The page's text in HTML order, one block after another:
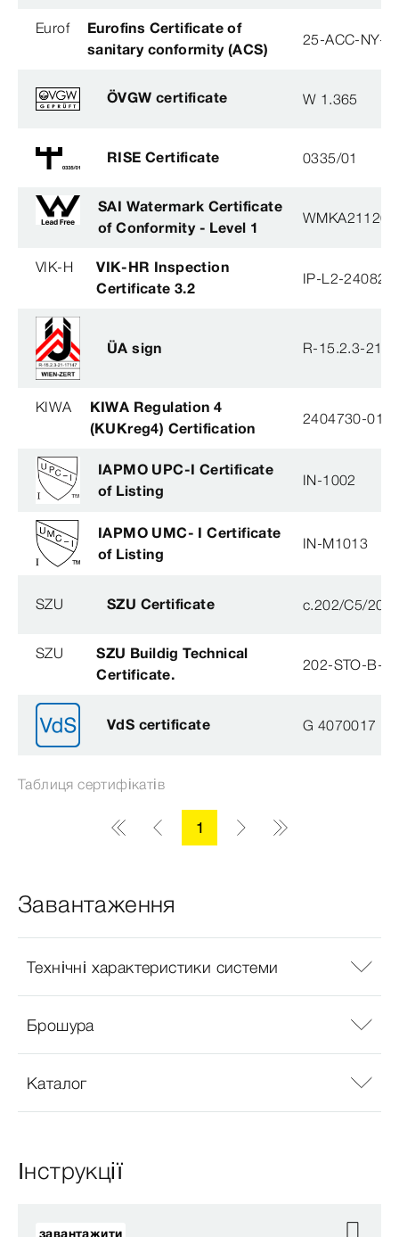
Eurof
Eurofins Certificate of
sanitary conformity (ACS)
25-ACC-NY-
ÖVGW certificate W 1.365
RISE Certificate 0335/01
SAI Watermark Certificate
of Conformity - Level 1
WMKA21120
VIK-H
VIK-HR Inspection
Certificate 3.2
IP-L2-
ÜA sign R-15.2.3-21-
KIWA
KIWA Regulation 4
(KUKreg4) Certification
2404730-01
IAPMO UPC-I Certificate
of Listing
IN-1002
IAPMO UMC- I Certificate
of Listing
IN-M1013
SZU SZU Certificate c.202/C5/
SZU
SZU Buildig Technical
Certificate.
202-STO-B-
VdS certificate G 4070017
Таблиця сертифікатів
1
Завантаження
Технічні характеристики системи
Брошура
Каталог
Інструкції
завантажити